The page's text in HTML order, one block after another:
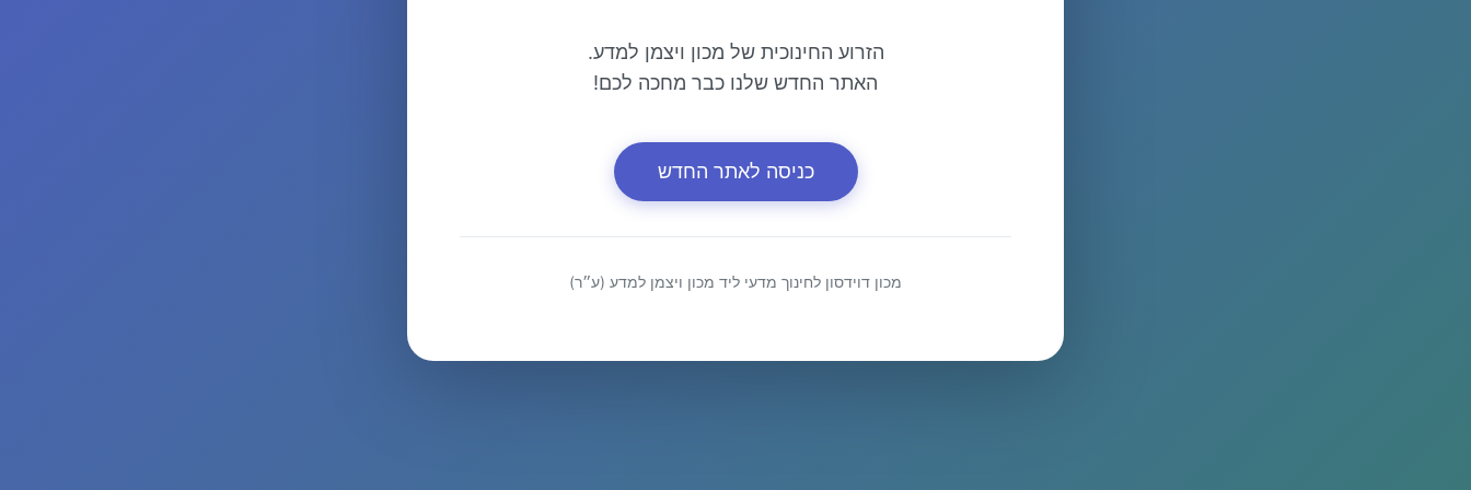
הזרוע החינוכית של מכון ויצמן למדע.
האתר החדש שלנו כבר מחכה לכם!
כניסה לאתר החדש
מכון דוידסון לחינוך מדעי ליד מכון ויצמן למדע (ע״ר)